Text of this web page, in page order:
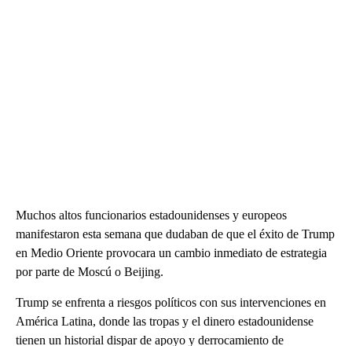
Muchos altos funcionarios estadounidenses y europeos
manifestaron esta semana que dudaban de que el éxito de Trump
en Medio Oriente provocara un cambio inmediato de estrategia
por parte de Moscú o Beijing.
Trump se enfrenta a riesgos políticos con sus intervenciones en
América Latina, donde las tropas y el dinero estadounidense
tienen un historial dispar de apoyo y derrocamiento de